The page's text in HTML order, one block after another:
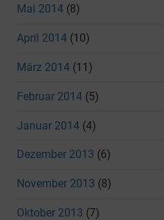
Mai 2014 (8)
April 2014 (10)
März 2014 (11)
Februar 2014 (5)
Januar 2014 (4)
Dezember 2013 (6)
November 2013 (8)
Oktober 2013 (7)